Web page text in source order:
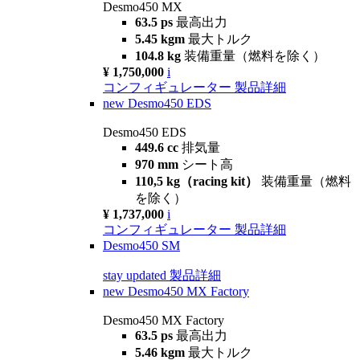
Desmo450 MX
63.5 ps 最高出力
5.45 kgm 最大トルク
104.8 kg 装備重量（燃料を除く）
¥ 1,750,000 i
コンフィギュレーター 製品詳細
new Desmo450 EDS
Desmo450 EDS
449.6 cc 排気量
970 mm シート高
110,5 kg（racing kit） 装備重量（燃料
を除く）
¥ 1,737,000 i
コンフィギュレーター 製品詳細
Desmo450 SM
stay updated 製品詳細
new Desmo450 MX Factory
Desmo450 MX Factory
63.5 ps 最高出力
5.46 kgm 最大トルク